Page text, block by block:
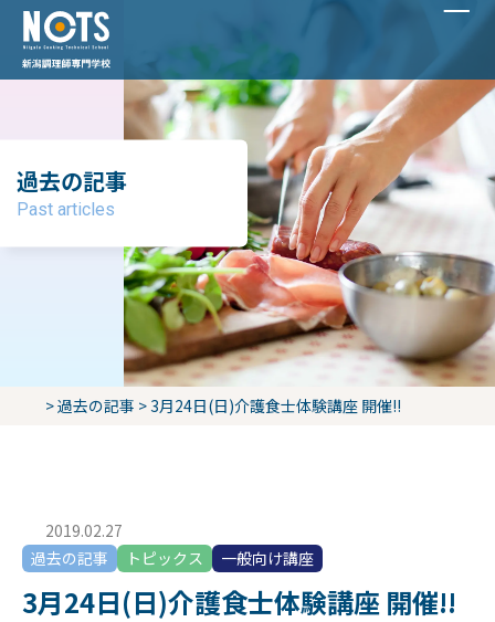
過去の記事
Past articles
>過去の記事 >3月24日(日)介護食士体験講座 開催!!
2019.02.27
過去の記事
トピックス 一般向け講座
3月24日(日)介護食士体験講座 開催!!